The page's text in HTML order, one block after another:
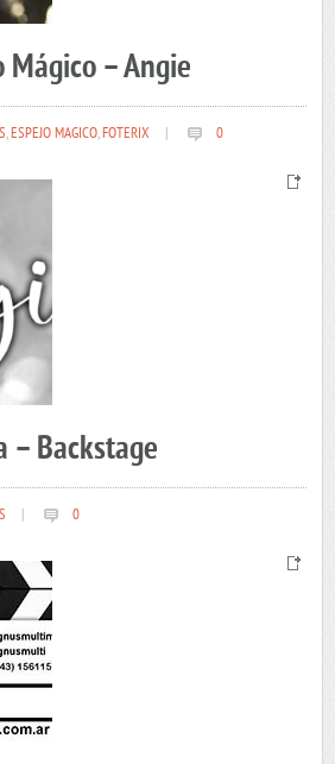
Mágico – Angie
,ESPEJO MAGICO,FOTERIX 0
– Backstage
0